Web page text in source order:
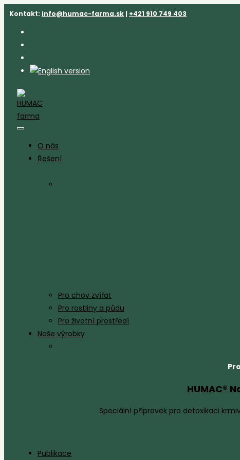
Přejít
obsahu
Kontakt: info@humac-farma.sk | +421 910 749 403
O nás
Řešení
Pro chov zvířat
Pro rostliny a půdu
Pro životní prostředí
Naše výrobky
HUMAC®
Speciální přípravek pro detoxikaci
Publikace